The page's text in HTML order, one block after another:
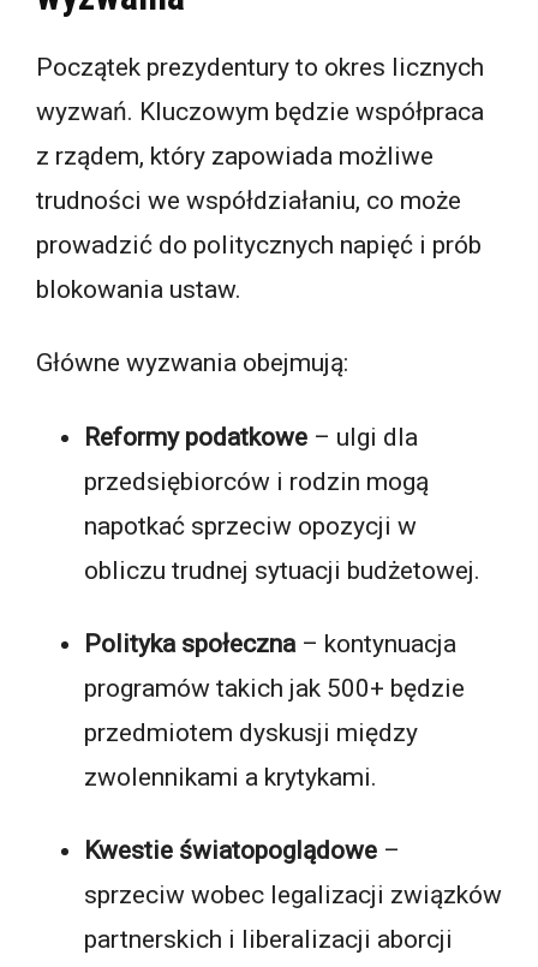
Początek prezydentury to okres licznych
wyzwań. Kluczowym będzie współpraca
z rządem, który zapowiada możliwe
trudności we współdziałaniu, co może
prowadzić do politycznych napięć i prób
blokowania ustaw.
Główne wyzwania obejmują:
Reformy podatkowe – ulgi dla
przedsiębiorców i rodzin mogą
napotkać sprzeciw opozycji w
obliczu trudnej sytuacji budżetowej.
Polityka społeczna – kontynuacja
programów takich jak 500+ będzie
przedmiotem dyskusji między
zwolennikami a krytykami.
Kwestie światopoglądowe –
sprzeciw wobec legalizacji związków
partnerskich i liberalizacji aborcji